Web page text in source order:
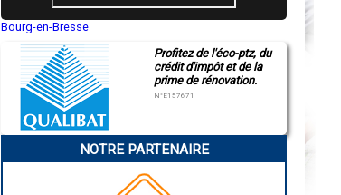
Bourg-en-Bresse
Montluçon
Manosque
Gap
Charleville-Mézières
Pamiers
Narbonne
Profitez de l'éco-ptz, du
crédit d'impôt et de la
prime de rénovation.
N°E157671
NOTRE PARTENAIRE